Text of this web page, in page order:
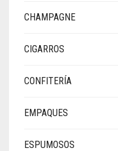
CHAMPAGNE
CIGARROS
CONFITERÍA
EMPAQUES
ESPUMOSOS